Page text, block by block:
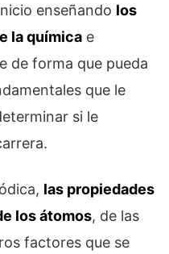
enseñando los
la química e
de forma que pueda
que le
si le
las propiedades
los átomos, de las
factores que se